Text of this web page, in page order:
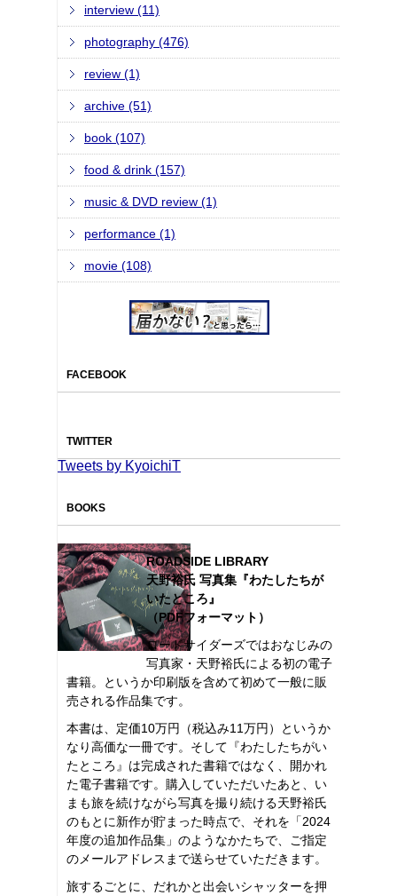
interview (11)
photography (476)
review (1)
archive (51)
book (107)
food & drink (157)
music & DVD review (1)
performance (1)
movie (108)
FACEBOOK
TWITTER
Tweets by KyoichiT
BOOKS
ROADSIDE LIBRARY
天野裕氏 写真集『わたしたちが
いたところ』
（PDFフォーマット）
ロードサイダーズではおなじみの
写真家・天野裕氏による初の電子
書籍。というか印刷版を含めて初めて一般に販
売される作品集です。
本書は、定価10万円（税込み11万円）というか
なり高価な一冊です。そして『わたしたちがい
たところ』は完成された書籍ではなく、開かれ
た電子書籍です。購入していただいたあと、い
まも旅を続けながら写真を撮り続ける天野裕氏
のもとに新作が貯まった時点で、それを「2024
年度の追加作品集」のようなかたちで、ご指定
のメールアドレスまで送らせていただきます。
旅するごとに、だれかと出会いシャッターを押